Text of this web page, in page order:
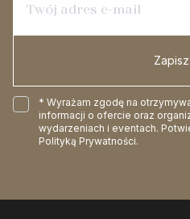
* Wyrażam zgodę na
informacji o ofercie oraz
wydarzeniach i eventach.
Polityką Prywatności.